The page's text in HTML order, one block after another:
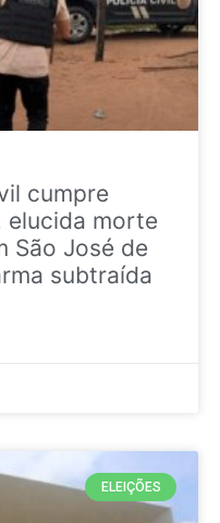
cumpre
elucida morte
São José de
subtraída
ELEIÇÕES